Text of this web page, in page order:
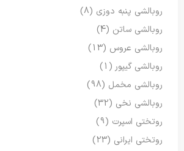
روبالشی پنبه دوزی (8)
روبالشی ساتن (4)
روبالشی عروس (13)
روبالشی گیپور (1)
روبالشی مخمل (98)
روبالشی نخی (32)
روتختی اسپرت (9)
روتختی ایرانی (23)